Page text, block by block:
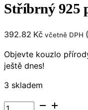
Stříbrný 925
392.82 Kč včetně DPH (
Objevte kouzlo
ještě dnes!
3 skladem
Stříbrný